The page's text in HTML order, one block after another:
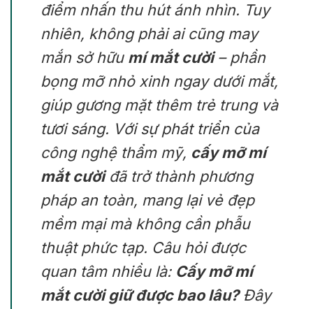
điểm nhấn thu hút ánh nhìn. Tuy
nhiên, không phải ai cũng may
mắn sở hữu mí mắt cười– phần
bọng mỡ nhỏ xinh ngay dưới mắt,
giúp gương mặt thêm trẻ trung và
tươi sáng. Với sự phát triển của
công nghệ thẩm mỹ, cấy mỡ mí
mắt cườiđã trở thành phương
pháp an toàn, mang lại vẻ đẹp
mềm mại mà không cần phẫu
thuật phức tạp. Câu hỏi được
quan tâm nhiều là: Cấy mỡ mí
mắt cười giữ được bao lâu?Đây